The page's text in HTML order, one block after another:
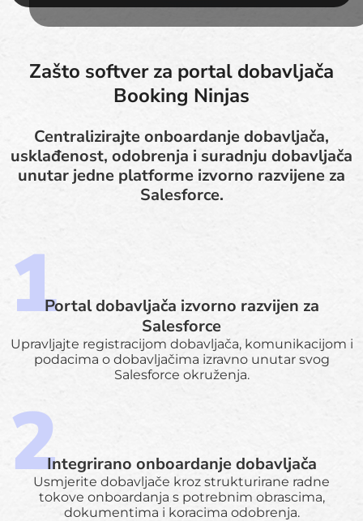
Zašto softver za portal dobavljača
Booking Ninjas
Centralizirajte onboardanje dobavljača,
usklađenost, odobrenja i suradnju dobavljača
unutar jedne platforme izvorno razvijene za
Salesforce.
Portal dobavljača izvorno razvijen za
Salesforce
Upravljajte registracijom dobavljača, komunikacijom i
podacima o dobavljačima izravno unutar svog
Salesforce okruženja.
Integrirano onboardanje dobavljača
Usmjerite dobavljače kroz strukturirane radne
tokove onboardanja s potrebnim obrascima,
dokumentima i koracima odobrenja.